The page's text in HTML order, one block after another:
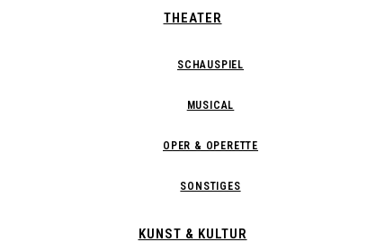
THEATER
SCHAUSPIEL
MUSICAL
OPER & OPERETTE
SONSTIGES
KUNST & KULTUR